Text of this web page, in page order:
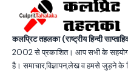
कलप्रिट तहलका (राष्ट्रीय हिन्दी
2002 से प्रकाशित। आप सभी के
है। समाचार,विज्ञापन,लेख व हमसे जुड़ने के